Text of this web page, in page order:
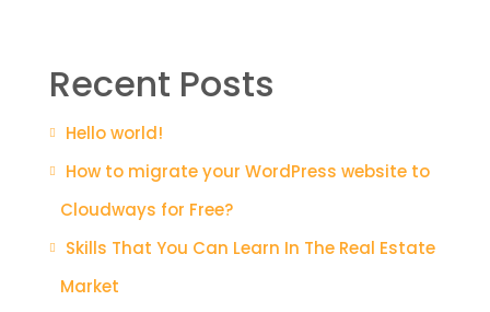
Recent Posts
Hello world!
How to migrate your WordPress website to
Cloudways for Free?
Skills That You Can Learn In The Real Estate
Market